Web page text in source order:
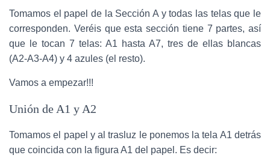
Tomamos el papel de la Sección A y todas las telas que le
corresponden. Veréis que esta sección tiene 7 partes, así
que le tocan 7 telas: A1 hasta A7, tres de ellas blancas
(A2-A3-A4) y 4 azules (el resto).
Vamos a empezar!!!
Unión de A1 y A2
Tomamos el papel y al trasluz le ponemos la tela A1 detrás
que coincida con la figura A1 del papel. Es decir: